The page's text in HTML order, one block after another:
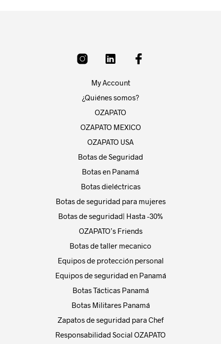
My Account
¿Quiénes somos?
OZAPATO
OZAPATO MEXICO
OZAPATO USA
Botas de Seguridad
Botas en Panamá
Botas dieléctricas
Botas de seguridad para mujeres
Botas de seguridad| Hasta -30%
OZAPATO’s Friends
Botas de taller mecanico
Equipos de protección personal
Equipos de seguridad en Panamá
Botas Tácticas Panamá
Botas Militares Panamá
Zapatos de seguridad para Chef
Responsabilidad Social OZAPATO